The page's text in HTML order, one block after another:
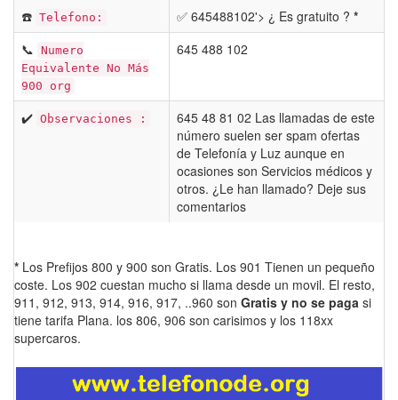
☎️ Telefono: ✅ 645488102'> ¿ Es gratuito ? *
📞 Numero
Equivalente No Más
900 org
645 488 102
✔️ Observaciones :
645 48 81 02 Las llamadas de este
número suelen ser spam ofertas
de Telefonía y Luz aunque en
ocasiones son Servicios médicos y
otros. ¿Le han llamado? Deje sus
comentarios
* Los Prefijos 800 y 900 son Gratis. Los 901 Tienen un pequeño
coste. Los 902 cuestan mucho si llama desde un movil. El resto,
911, 912, 913, 914, 916, 917, ..960 son Gratis y no se paga si
tiene tarifa Plana. los 806, 906 son carisimos y los 118xx
supercaros.